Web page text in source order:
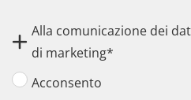
Alla comunicazione dei
di marketing*
Acconsento